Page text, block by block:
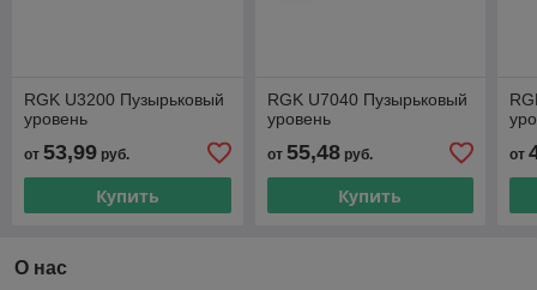
RGK U3200 Пузырьковый
уровень
от 53,99 руб.
Купить
RGK U7040 Пузырьковый
уровень
от 55,48руб.
Купить
от
О нас